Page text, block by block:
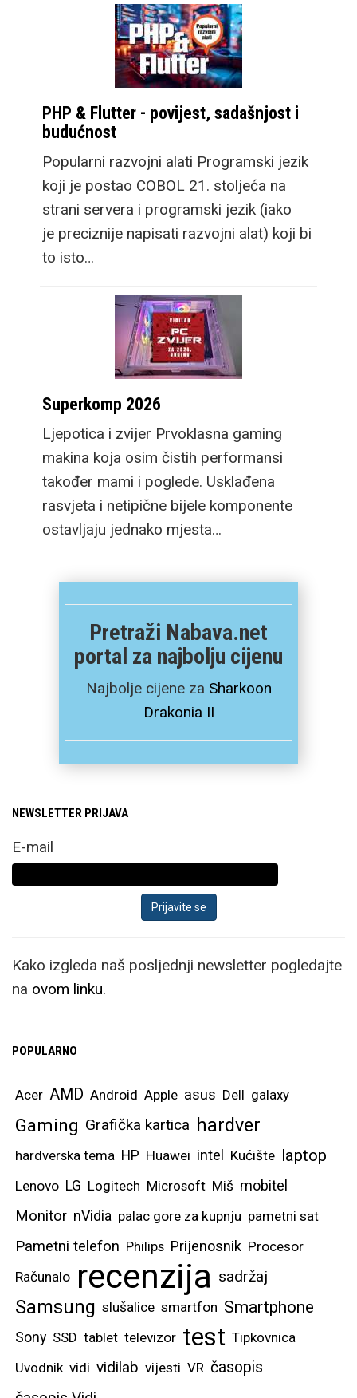
PHP & Flutter - povijest, sadašnjost i
budućnost
Popularni razvojni alati Programski jezik
koji je postao COBOL 21. stoljeća na
strani servera i programski jezik (iako
je preciznije napisati razvojni alat) koji bi
to isto…
Superkomp 2026
Ljepotica i zvijer Prvoklasna gaming
makina koja osim čistih performansi
također mami i poglede. Usklađena
rasvjeta i netipične bijele komponente
ostavljaju jednako mjesta…
Pretraži Nabava.net
portal za najbolju cijenu
Najbolje cijene za Sharkoon
Drakonia II
NEWSLETTER PRIJAVA
E-mail
Kako izgleda naš posljednji newsletter pogledajte
na ovom linku.
POPULARNO
Acer AMD Android Apple asus Dell galaxy
Gaming Grafička kartica hardver
hardverska tema HP Huawei intel Kućište laptop
Lenovo LG Logitech Microsoft Miš mobitel
Monitor nVidia palac gore za kupnju pametni sat
Pametni telefon Philips Prijenosnik Procesor
Računalo recenzija sadržaj
Samsung slušalice smartfon Smartphone
Sony SSD tablet televizor test Tipkovnica
Uvodnik vidi vidilab vijesti VR časopis